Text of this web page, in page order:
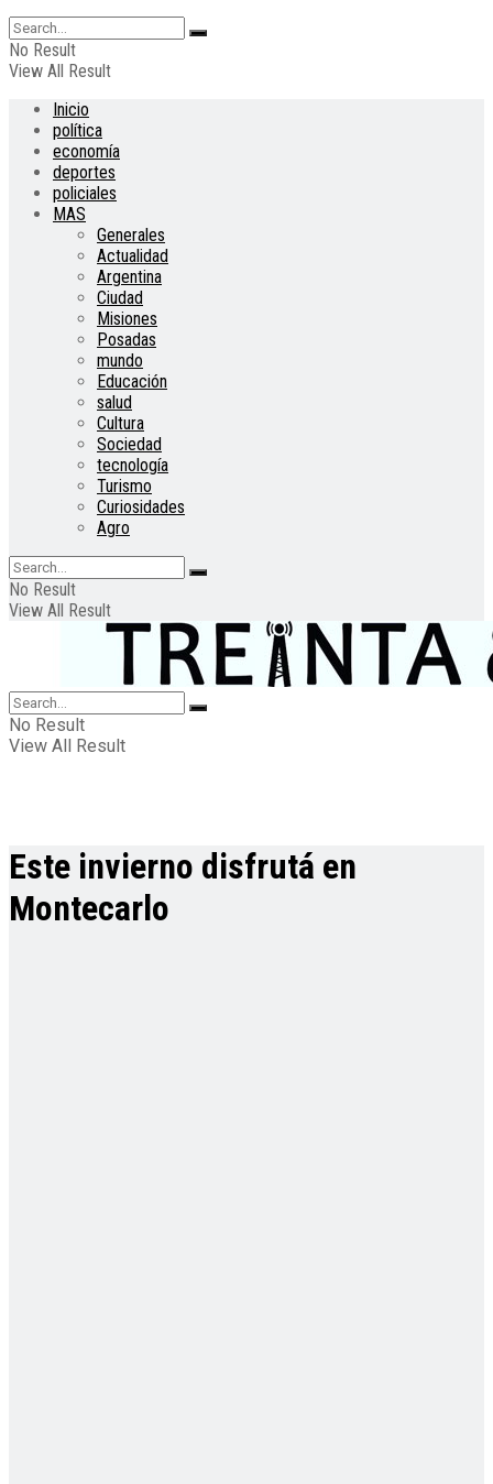
No Result
View All Result
Inicio
política
economía
deportes
policiales
MAS
Generales
Actualidad
Argentina
Ciudad
Misiones
Posadas
mundo
Educación
salud
Cultura
Sociedad
tecnología
Turismo
Curiosidades
Agro
No Result
View All Result
No Result
View All Result
Este invierno disfrutá en
Montecarlo